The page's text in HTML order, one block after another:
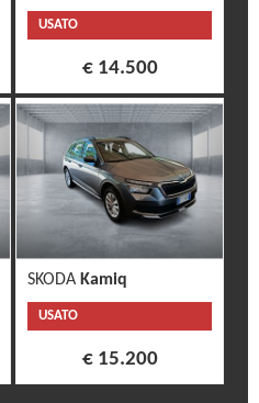
USATO
€ 14.500
SKODA Kamiq
USATO
€ 15.200